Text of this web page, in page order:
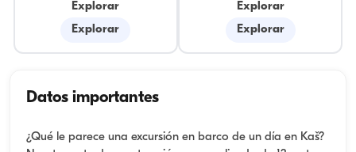
Explorar
Explorar
Explorar
Explorar
Datos importantes
¿Qué le parece una excursión en barco de un día en Kaš?